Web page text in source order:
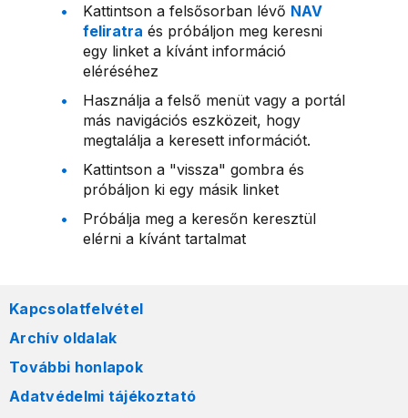
Kattintson a felsősorban lévő NAV
feliratra és próbáljon meg keresni
egy linket a kívánt információ
eléréséhez
Használja a felső menüt vagy a portál
más navigációs eszközeit, hogy
megtalálja a keresett információt.
Kattintson a "vissza" gombra és
próbáljon ki egy másik linket
Próbálja meg a keresőn keresztül
elérni a kívánt tartalmat
Kapcsolatfelvétel
Archív oldalak
További honlapok
Adatvédelmi tájékoztató